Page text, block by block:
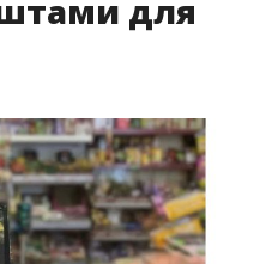
для